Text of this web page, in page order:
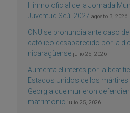
Himno oficial de la Jornada
Juventud Seúl 2027 agosto 3, 2026
ONU se pronuncia ante caso
católico desaparecido por la
nicaragüense julio 25, 2026
Aumenta el interés por la
Estados Unidos de los mártires
Georgia que murieron
matrimonio julio 25, 2026